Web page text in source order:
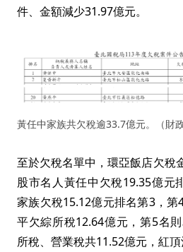
件、金額減少31.97億元。
黃任中家族共欠稅逾33.7億元。（財政
至於欠稅名單中，環亞飯店欠稅
股市名人黃任中欠稅19.35億元
家族欠稅15.12億元排名第3，
平欠綜所稅12.64億元，第5名
所稅、營業稅共11.52億元，紅頂